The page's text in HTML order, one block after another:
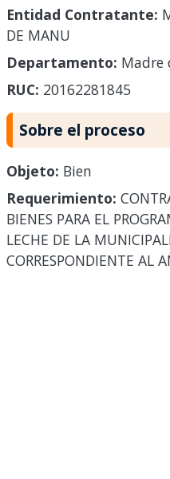
Entidad Contratante:
DE MANU
Departamento: Madre
RUC: 20162281845
Sobre el proceso
Objeto: Bien
Requerimiento:
BIENES PARA EL
LECHE DE LA
CORRESPONDIENTE AL